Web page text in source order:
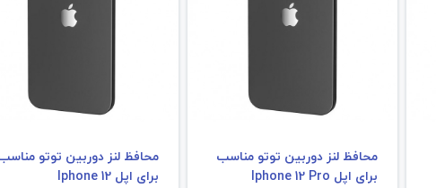
محافظ لنز دوربین توتو مناسب
برای اپل Iphone 12 Pro
محافظ لنز دوربین توتو
برای اپل Iphone 12